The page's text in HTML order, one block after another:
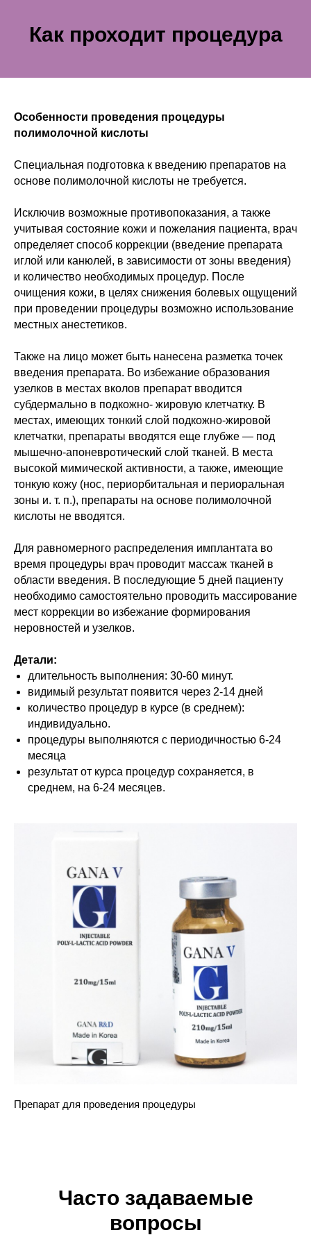
Как проходит процедура
Особенности проведения процедуры
полимолочной кислоты
Специальная подготовка к введению препаратов на
основе полимолочной кислоты не требуется.
Исключив возможные противопоказания, а также
учитывая состояние кожи и пожелания пациента, врач
определяет способ коррекции (введение препарата
иглой или канюлей, в зависимости от зоны введения)
и количество необходимых процедур. После
очищения кожи, в целях снижения болевых ощущений
при проведении процедуры возможно использование
местных анестетиков.
Также на лицо может быть нанесена разметка точек
введения препарата. Во избежание образования
узелков в местах вколов препарат вводится
субдермально в подкожно- жировую клетчатку. В
местах, имеющих тонкий слой подкожно-жировой
клетчатки, препараты вводятся еще глубже — под
мышечно-апоневротический слой тканей. В места
высокой мимической активности, а также, имеющие
тонкую кожу (нос, периорбитальная и периоральная
зоны и. т. п.), препараты на основе полимолочной
кислоты не вводятся.
Для равномерного распределения имплантата во
время процедуры врач проводит массаж тканей в
области введения. В последующие 5 дней пациенту
необходимо самостоятельно проводить массирование
мест коррекции во избежание формирования
неровностей и узелков.
Детали:
длительность выполнения: 30-60 минут.
видимый результат появится через 2-14 дней
количество процедур в курсе (в среднем):
индивидуально.
процедуры выполняются с периодичностью 6-24
месяца
результат от курса процедур сохраняется, в
среднем, на 6-24 месяцев.
Препарат для проведения процедуры
Часто задаваемые
вопросы